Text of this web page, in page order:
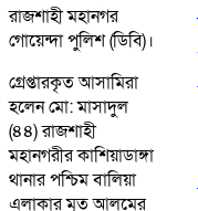
রাজশাহী মহানগর
গোয়েন্দা পুলিশ (ডিবি)।
গ্রেপ্তারকৃত আসামিরা
হলেন মো: মাসাদুল
(৪৪) রাজশাহী
মহানগরীর কাশিয়াডাঙ্গা
থানার পশ্চিম বালিয়া
এলাকার মৃত আলমের